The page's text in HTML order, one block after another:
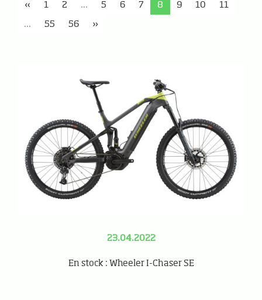
« 1 2 ... 5 6 7 8 9 10 11
... 55 56 »
23.04.2022
En stock : Wheeler I-Chaser SE